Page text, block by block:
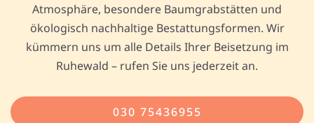
Atmosphäre, besondere Baumgrabstätten und
ökologisch nachhaltige Bestattungsformen. Wir
kümmern uns um alle Details Ihrer Beisetzung im
Ruhewald – rufen Sie uns jederzeit an.
030 75436955